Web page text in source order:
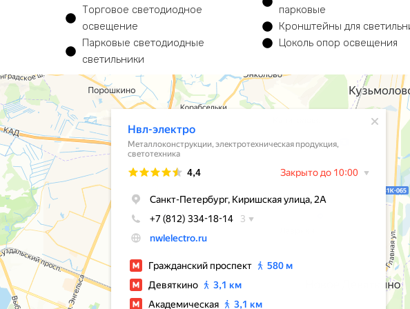
Торговое светодиодное
освещение
Парковые светодиодные
светильники
парковые
Кронштейны для
Цоколь опор освещения